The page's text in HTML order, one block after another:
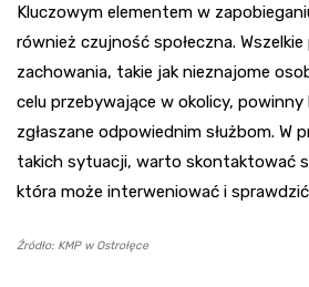
Kluczowym elementem w
również czujność społeczna.
zachowania, takie jak nieznajome
celu przebywające w okolicy,
zgłaszane odpowiednim służbom. W
takich sytuacji, warto skontaktować
która może interweniować i
Źródło: KMP w Ostrołęce